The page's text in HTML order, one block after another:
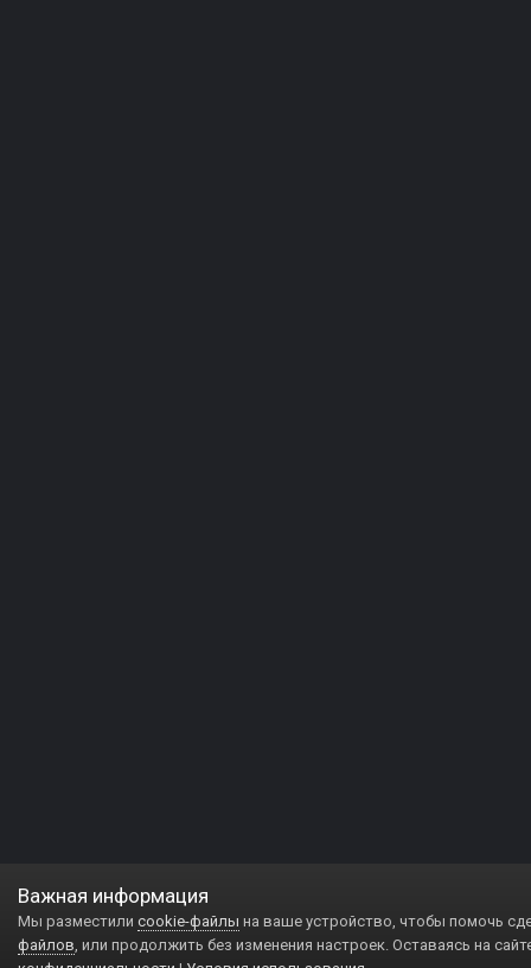
Важная информация
Мы разместили cookie-файлы на ваше устройство, чтобы помочь
файлов, или продолжить без изменения настроек. Оставаясь на